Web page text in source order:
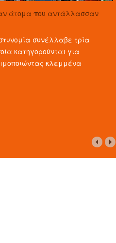
άτομα που αντάλλασσαν
συνέλλαβε τρία
κατηγορούνται για
κλεμμένα